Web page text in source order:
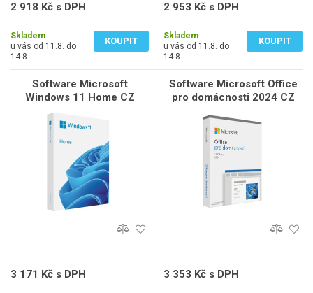
2 918 Kč s DPH
Skladem
u vás od 11.8. do
14.8.
KOUPIT
2 953 Kč s DPH
Skladem
u vás od 11.8. do
14.8.
KOUPIT
Software Microsoft
Windows 11 Home CZ
(FPP) x64 USB
3 171 Kč s DPH
Software Microsoft Office
pro domácnosti 2024 CZ
3 353 Kč s DPH